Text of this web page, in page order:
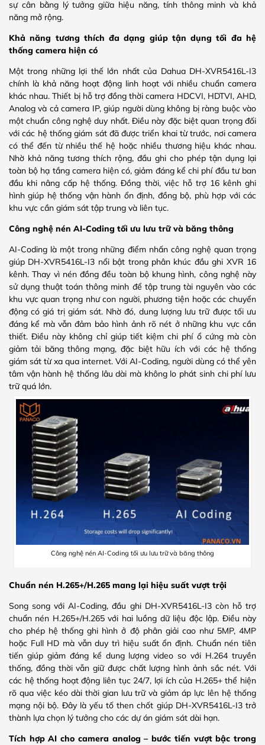
sự cân bằng lý tưởng giữa hiệu năng, tính thông minh và khả
năng mở rộng.
Khả năng tương thích đa dạng giúp tận dụng tối đa hệ
thống camera hiện có
Một trong những lợi thế lớn nhất của Dahua DH-XVR5416L-I3
chính là khả năng hoạt động linh hoạt với nhiều chuẩn camera
khác nhau. Thiết bị hỗ trợ đồng thời camera HDCVI, HDTVI, AHD,
Analog và cả camera IP, giúp người dùng không bị ràng buộc vào
một chuẩn công nghệ duy nhất. Điều này đặc biệt quan trọng đối
với các hệ thống giám sát đã được triển khai từ trước, nơi camera
có thể đến từ nhiều thế hệ hoặc nhiều thương hiệu khác nhau.
Nhờ khả năng tương thích rộng, đầu ghi cho phép tận dụng lại
toàn bộ hạ tầng camera hiện có, giảm đáng kể chi phí đầu tư ban
đầu khi nâng cấp hệ thống. Đồng thời, việc hỗ trợ 16 kênh ghi
hình giúp hệ thống vận hành ổn định, đồng bộ, phù hợp với các
khu vực cần giám sát tập trung và liên tục.
Công nghệ nén AI-Coding tối ưu lưu trữ và băng thông
AI-Coding là một trong những điểm nhấn công nghệ quan trọng
giúp DH-XVR5416L-I3 nổi bật trong phân khúc đầu ghi XVR 16
kênh. Thay vì nén đồng đều toàn bộ khung hình, công nghệ này
sử dụng thuật toán thông minh để tập trung tài nguyên vào các
khu vực quan trọng như con người, phương tiện hoặc các chuyển
động có giá trị giám sát. Nhờ đó, dung lượng lưu trữ được tối ưu
đáng kể mà vẫn đảm bảo hình ảnh rõ nét ở những khu vực cần
thiết. Điều này không chỉ giúp tiết kiệm chi phí ổ cứng mà còn
giảm tải băng thông mạng, đặc biệt hữu ích với các hệ thống
giám sát từ xa qua internet. Với AI-Coding, người dùng có thể yên
tâm vận hành hệ thống lâu dài mà không lo phát sinh chi phí lưu
trữ quá lớn.
Công nghệ nén AI-Coding tối ưu lưu trữ và băng thông
Chuẩn nén H.265+/H.265 mang lại hiệu suất vượt trội
Song song với AI-Coding, đầu ghi DH-XVR5416L-I3 còn hỗ trợ
chuẩn nén H.265+/H.265 với hai luồng dữ liệu độc lập. Điều này
cho phép hệ thống ghi hình ở độ phân giải cao như 5MP, 4MP
hoặc Full HD mà vẫn duy trì hiệu suất ổn định. Chuẩn nén tiên
tiến giúp giảm đáng kể dung lượng video so với H.264 truyền
thống, đồng thời vẫn giữ được chất lượng hình ảnh sắc nét. Với
các hệ thống hoạt động liên tục 24/7, lợi ích của H.265+ thể hiện
rõ qua việc kéo dài thời gian lưu trữ và giảm áp lực lên hệ thống
mạng nội bộ. Đây là yếu tố then chốt giúp DH-XVR5416L-I3 trở
thành lựa chọn lý tưởng cho các dự án giám sát dài hạn.
Tích hợp AI cho camera analog – bước tiến vượt bậc trong